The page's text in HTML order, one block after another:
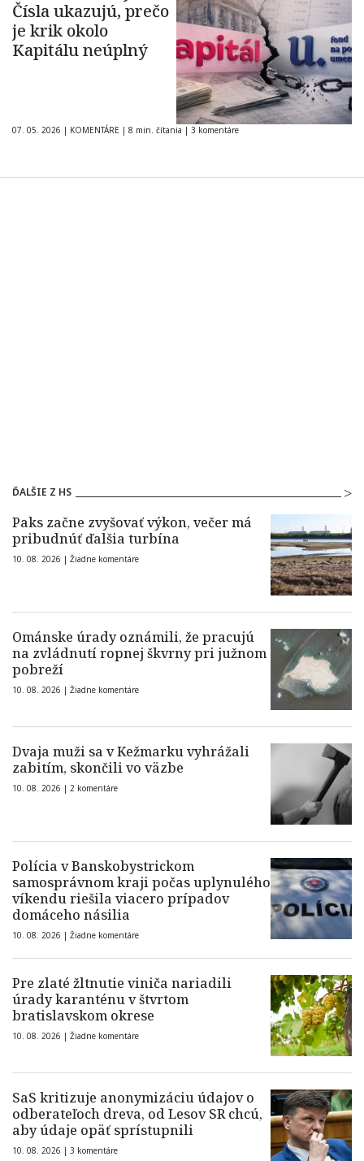
Čísla ukazujú, prečo
je krik okolo
Kapitálu neúplný
07. 05. 2026 | KOMENTÁRE | 8 min. čítania | 3 komentáre
ĎALŠIE Z HS
Paks začne zvyšovať výkon, večer má
pribudnúť ďalšia turbína
10. 08. 2026 | Žiadne komentáre
Ománske úrady oznámili, že pracujú
na zvládnutí ropnej škvrny pri južnom
pobreží
10. 08. 2026 | Žiadne komentáre
Dvaja muži sa v Kežmarku vyhrážali
zabitím, skončili vo väzbe
10. 08. 2026 | 2 komentáre
Polícia v Banskobystrickom
samosprávnom kraji počas uplynulého
víkendu riešila viacero prípadov
domáceho násilia
10. 08. 2026 | Žiadne komentáre
Pre zlaté žltnutie viniča nariadili
úrady karanténu v štvrtom
bratislavskom okrese
10. 08. 2026 | Žiadne komentáre
SaS kritizuje anonymizáciu údajov o
odberateľoch dreva, od Lesov SR chcú,
aby údaje opäť sprístupnili
10. 08. 2026 | 3 komentáre